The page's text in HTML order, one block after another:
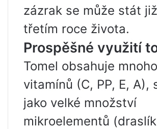
zázrak se může stát
třetím roce života.
Prospěšné využití
Tomel obsahuje mnoho
vitamínů (C, PP, E, A),
jako velké množství
mikroelementů